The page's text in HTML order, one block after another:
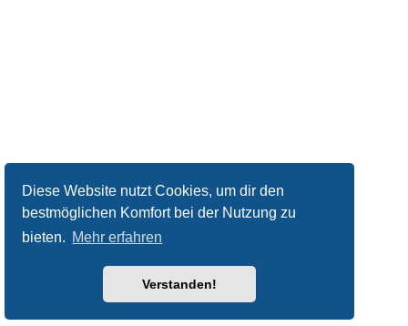
Diese Website nutzt Cookies, um dir den
bestmöglichen Komfort bei der Nutzung zu
bieten. Mehr erfahren
Verstanden!